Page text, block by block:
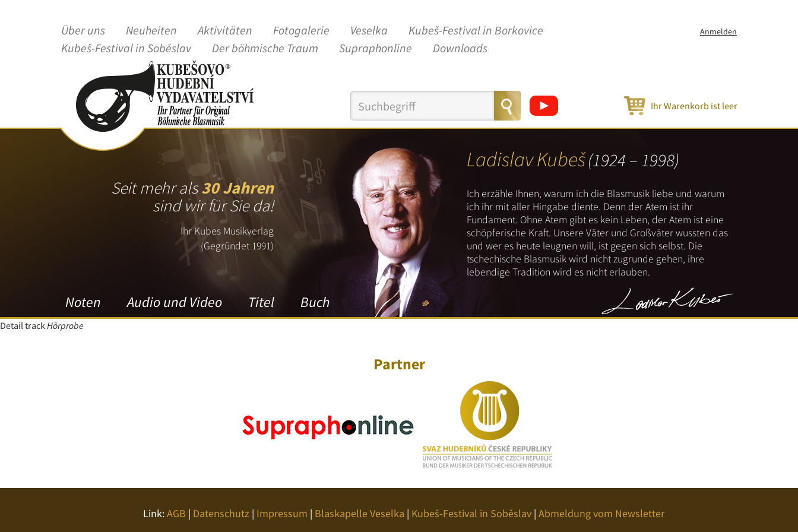
Über uns Neuheiten Aktivitäten Fotogalerie Veselka
Kubeš-Festival in Borkovice
Kubeš-Festival in Soběslav
Der böhmische Traum Supraphonline Downloads
Anmelden
Ihr Warenkorb ist leer
Seit mehr als30 Jahren
sind wir für Sie da!
Ihr Kubes Musikverlag
(Gegründet 1991)
Noten Audio und Video Titel Buch
Ladislav Kubeš(1924 – 1998)
Ich erzähle Ihnen, warum ich die Blasmusik liebe und warum
ich ihr mit aller Hingabe diente. Denn der Atem ist ihr
Fundament. Ohne Atem gibt es kein Leben, der Atem ist eine
schöpferische Kraft. Unsere Väter und Großväter wussten das
und wer es heute leugnen will, ist gegen sich selbst. Die
tschechische Blasmusik wird nicht zugrunde gehen, ihre
lebendige Tradition wird es nicht erlauben.
Detail trackHörprobe
Partner
Link:AGB | Datenschutz | Impressum | Blaskapelle Veselka | Kubeš-Festival in Soběslav | Abmeldung vom Newsletter